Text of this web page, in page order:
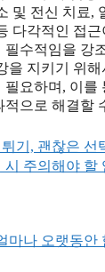
및 전신 치료,
다각적인 접
수적임을 강
을 지키기 위
요하며, 이를
으로 해결할
기, 괜찮은 선
시 주의해야 할
마나 오랫동안